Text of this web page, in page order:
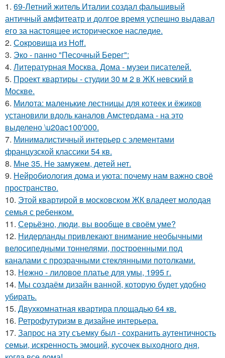
1. 69-Летний житель Италии создал фальшивый
античный амфитеатр и долгое время успешно выдавал
его за настоящее историческое наследие.
2. Сокровища из Hoff.
3. Эко - панно "Песочный Берег":
4. Литературная Москва. Дома - музеи писателей.
5. Проект квартиры - студии 30 м 2 в ЖК невский в
Москве.
6. Милота: маленькие лестницы для котеек и ёжиков
установили вдоль каналов Амстердама - на это
выделено \u20ac100'000.
7. Минималистичный интерьер с элементами
французской классики 54 кв.
8. Мне 35. Не замужем, детей нет.
9. Нейробиология дома и уюта: почему нам важно своё
пространство.
10. Этой квартирой в московском ЖК владеет молодая
семья с ребенком.
11. Серьёзно, люди, вы вoобще в своём уме?
12. Нидерланды привлекают внимание необычными
велосипедными тоннелями, построенными под
каналами с прозрачными стеклянными потолками.
13. Нежно - лиловое платье для умы, 1995 г.
14. Мы создаём дизайн ванной, которую будет удобно
убирать.
15. Двухкомнатная квартира площадью 64 кв.
16. Ретрофутуризм в дизайне интерьера.
17. Запрос на эту съемку был - сохранить аутентичность
семьи, искренность эмоций, кусочек выходного дня,